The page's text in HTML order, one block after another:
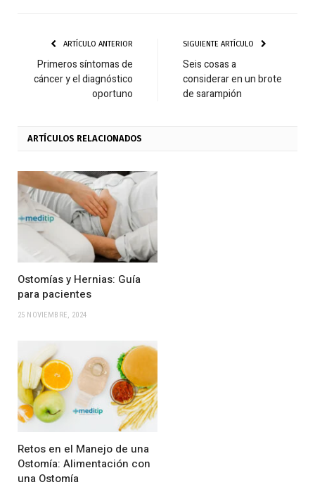
ARTÍCULO ANTERIOR
Primeros síntomas de
cáncer y el diagnóstico
oportuno
SIGUIENTE ARTÍCULO
Seis cosas a
considerar en un brote
de sarampión
ARTÍCULOS RELACIONADOS
Ostomías y Hernias: Guía
para pacientes
25 NOVIEMBRE, 2024
Retos en el Manejo de una
Ostomía: Alimentación con
una Ostomía